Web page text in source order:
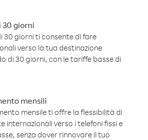
giorni
30 giorni ti consente di fare
verso la tua destinazione
di 30 giorni, con le tariffe basse di
mensili
mensile ti offre la flessibilità di
internazionali verso i telefoni fissi e
senza dover rinnovare il tuo